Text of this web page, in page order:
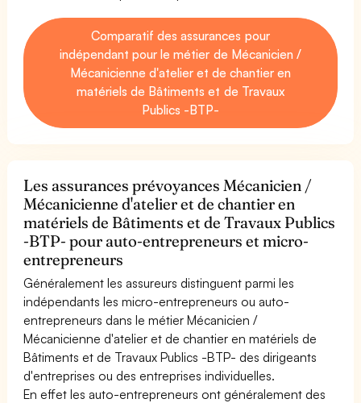
Comparatif des assurances pour
indépendant pour le métier de Mécanicien /
Mécanicienne d'atelier et de chantier en
matériels de Bâtiments et de Travaux
Publics -BTP-
Les assurances prévoyances Mécanicien /
Mécanicienne d'atelier et de chantier en
matériels de Bâtiments et de Travaux Publics
-BTP- pour auto-entrepreneurs et micro-
entrepreneurs
Généralement les assureurs distinguent parmi les
indépendants les micro-entrepreneurs ou auto-
entrepreneurs dans le métier Mécanicien /
Mécanicienne d'atelier et de chantier en matériels de
Bâtiments et de Travaux Publics -BTP- des dirigeants
d'entreprises ou des entreprises individuelles.
En effet les auto-entrepreneurs ont généralement des